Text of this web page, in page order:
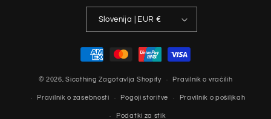
Slovenija | EUR €
Načini
© 2026,Sicothing Zagotavlja Shopify Pravilnik o vračilih
Pravilnik o zasebnosti Pogoji storitve Pravilnik o pošiljkah
Podatki za stik